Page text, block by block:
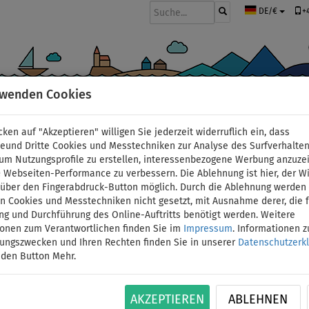
Cookies
auf "Akzeptieren" willigen Sie jederzeit widerruflich ein, dass
Dritte Cookies und Messtechniken zur Analyse des
Nutzungsprofile zu erstellen, interessenbezogene Werbung
Webseiten-Performance zu verbessern. Die Ablehnung ist hier, der
den Fingerabdruck-Button möglich. Durch die Ablehnung werden
Cookies und Messtechniken nicht gesetzt, mit Ausnahme derer, die
und Durchführung des Online-Auftritts benötigt werden. Weitere
zum Verantwortlichen finden Sie im
Impressum. Informationen
und Ihren Rechten finden Sie in unserer
Button Mehr.
AKZEPTIEREN ABLEHNEN
DE/€
Boards
SUP AQUA MARINA
Stand Up Paddle
Das AQUA MARINA BEAST gehört in die
81 cm breit und 15 cm hoch und ist ideal für